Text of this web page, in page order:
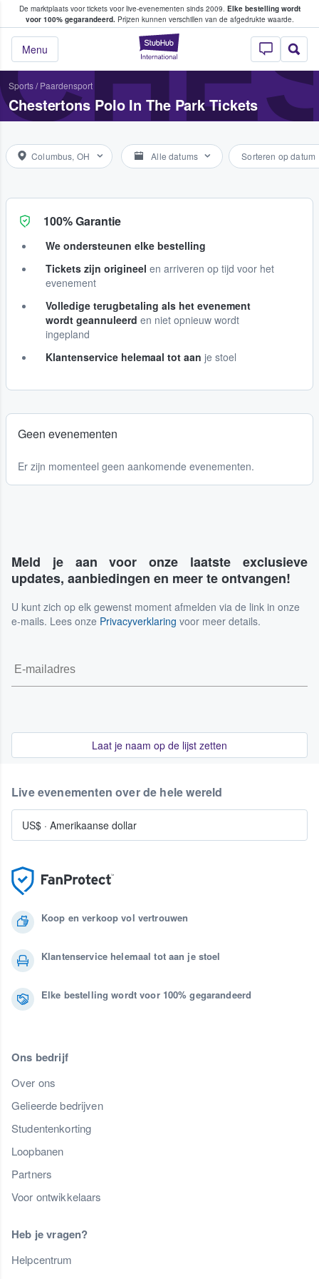
De marktplaats voor tickets voor live-evenementen sinds 2009. Elke bestelling wordt
voor 100% gegarandeerd.Prijzen kunnen verschillen van de afgedrukte waarde.
StubHub: waar
Menu
tickets kopen en verkopen
Sports/ Paardensport
Chestertons Polo In The Park Tickets
Columbus, OH Alle datums Sorteren op datum
100% Garantie
We ondersteunen elke bestelling
Tickets zijn origineel en arriveren op tijd voor het
evenement
Volledige terugbetaling als het evenement
wordt geannuleerd en niet opnieuw wordt
ingepland
Klantenservice helemaal tot aan je stoel
Geen evenementen
Er zijn momenteel geen aankomende evenementen.
Meld je aan voor onze laatste exclusieve
updates, aanbiedingen en meer te ontvangen!
U kunt zich op elk gewenst moment afmelden via de link in onze
e-mails. Lees onze Privacyverklaring voor meer details.
Laat je naam op de lijst zetten
Koop en verkoop vol vertrouwen
Klantenservice helemaal tot aan je stoel
Elke bestelling wordt voor 100% gegarandeerd
Ons bedrijf
Over ons
Gelieerde bedrijven
Studentenkorting
Loopbanen
Partners
Voor ontwikkelaars
Heb je vragen?
Helpcentrum
Live evenementen over de hele wereld
US$ · Amerikaanse dollar